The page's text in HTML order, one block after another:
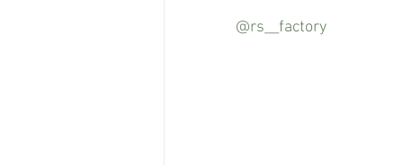
@rs__factory